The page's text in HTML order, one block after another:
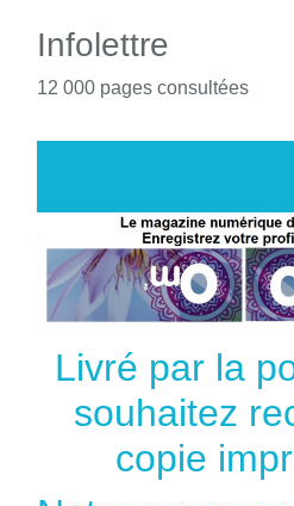
Infolettre
12 000 pages consultées
Livré par la
souhaitez
copie